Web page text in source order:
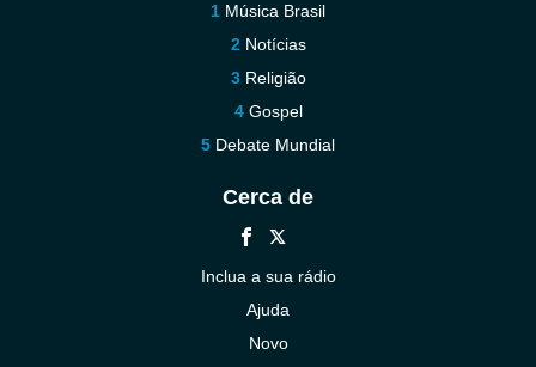
Música Brasil
Notícias
Religião
Gospel
Debate Mundial
Cerca de
Inclua a sua rádio
Ajuda
Novo